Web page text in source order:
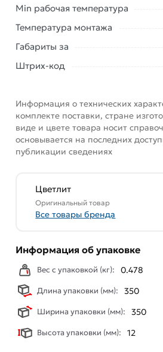
соответствует всем стандартам
обязательно).
Min рабочая температура
Температура монтажа
Габариты за
Штрих-код
Информация о технических
комплекте поставки, стране
виде и цвете товара носит
основывается на последних
публикации сведениях
Цветлит
Оригинальный товар
Все товары бренда
Информация об упаковке
Вес с упаковкой (кг): 0.478
Длина упаковки (мм): 350
Ширина упаковки (мм): 350
Высота упаковки (мм): 12